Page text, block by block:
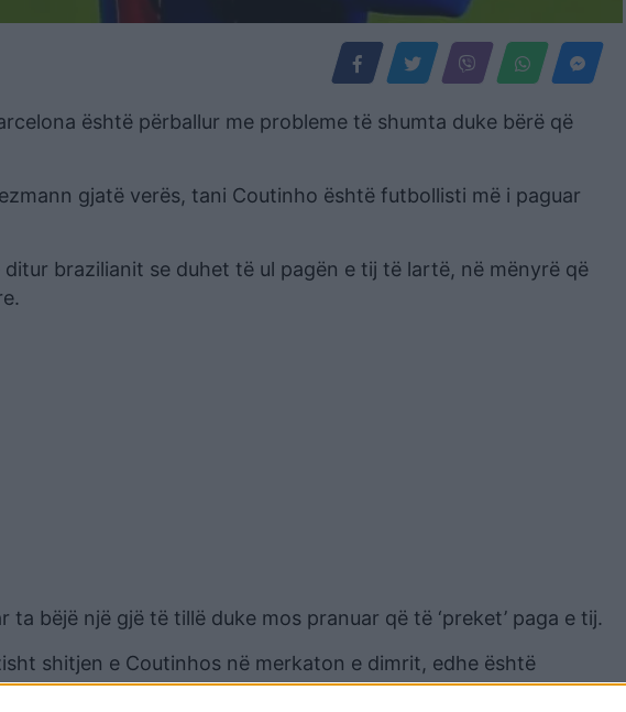
është përballur me probleme të shumta duke bërë që
gjatë verës, tani Coutinho është futbollisti më i paguar
ditur brazilianit se duhet të ul pagën e tij të lartë, në mënyrë që
bëjë një gjë të tillë duke mos pranuar që të ‘preket’ paga e tij.
shitjen e Coutinhos në merkaton e dimrit, edhe është
e tij.